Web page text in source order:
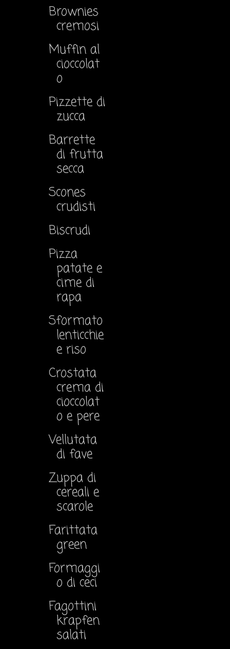
Brownies
cremosi
Muffin al
cioccolat
o
Pizzette di
zucca
Barrette
di frutta
secca
Scones
crudisti
Biscrudi
Pizza
patate e
cime di
rapa
Sformato
lenticchie
e riso
Crostata
crema di
cioccolat
o e pere
Vellutata
di fave
Zuppa di
cereali e
scarole
Farittata
green
Formaggi
o di ceci
Fagottini
krapfen
salati